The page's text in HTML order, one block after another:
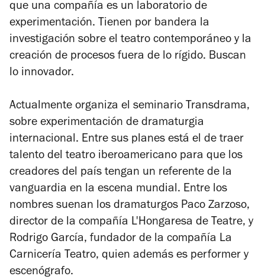
que una compañía es un laboratorio de
experimentación. Tienen por bandera la
investigación sobre el teatro contemporáneo y la
creación de procesos fuera de lo rígido. Buscan
lo innovador.
Actualmente organiza el seminario Transdrama,
sobre experimentación de dramaturgia
internacional. Entre sus planes está el de traer
talento del teatro iberoamericano para que los
creadores del país tengan un referente de la
vanguardia en la escena mundial. Entre los
nombres suenan los dramaturgos Paco Zarzoso,
director de la compañía L'Hongaresa de Teatre, y
Rodrigo García, fundador de la compañía La
Carnicería Teatro, quien además es performer y
escenógrafo.